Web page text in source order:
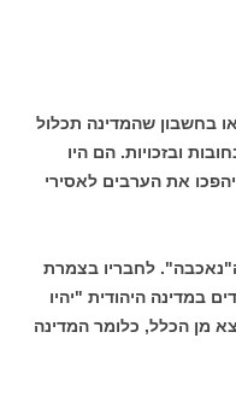
בחשבון שהמדינה תכלול
ובזכויות. הם היו
את הערבים לאסירי
ה"נאכבה". לחבריו בצמרת
במדינה היהודית "יהיו
מן הכלל, כלומר המדינה